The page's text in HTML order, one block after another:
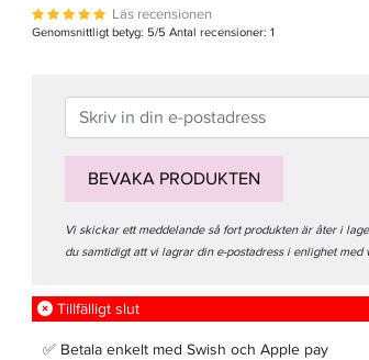
135,15 kr
Läs recensionen
Genomsnittligt betyg: 5/5 Antal recensioner: 1
BEVAKA PRODUKTEN
Vi skickar ett meddelande så fort produkten är åter i
du samtidigt att vi lagrar din e-postadress i enlighet med
Tillfälligt slut
✅ Betala enkelt med Swish och Apple pay